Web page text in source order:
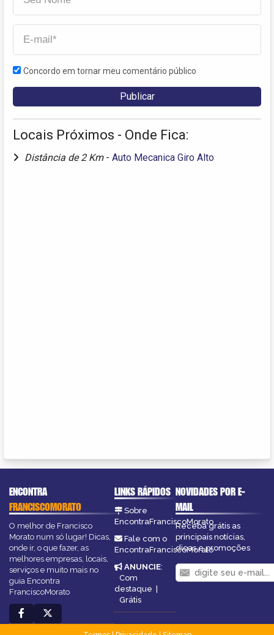
Concordo em tornar meu comentário público
Locais Próximos - Onde Fica:
Distância de 2 Km - Auto Mecanica Giro Alto
ENCONTRA
FRANCISCOMORATO
O melhor de Francisco
Morato num só lugar! Dicas,
onde ir, o que fazer, as
melhores empresas, locais,
serviços e muito mais no
guia Encontra
FranciscoMorato
LINKS RÁPIDOS
Sobre
EncontraFranciscoMorato
Fale com o
EncontraFranciscoMorato
ANUNCIE:
Com
destaque |
Grátis
NOVIDADES POR E-
MAIL
Receba grátis as
principais notícias,
dicas e promoções